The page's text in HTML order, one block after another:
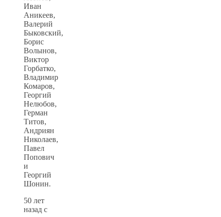
Иван
Аникеев,
Валерий
Быковский,
Борис
Волынов,
Виктор
Горбатко,
Владимир
Комаров,
Георгий
Нелюбов,
Герман
Титов,
Андриян
Николаев,
Павел
Попович
и
Георгий
Шонин.
50 лет
назад с